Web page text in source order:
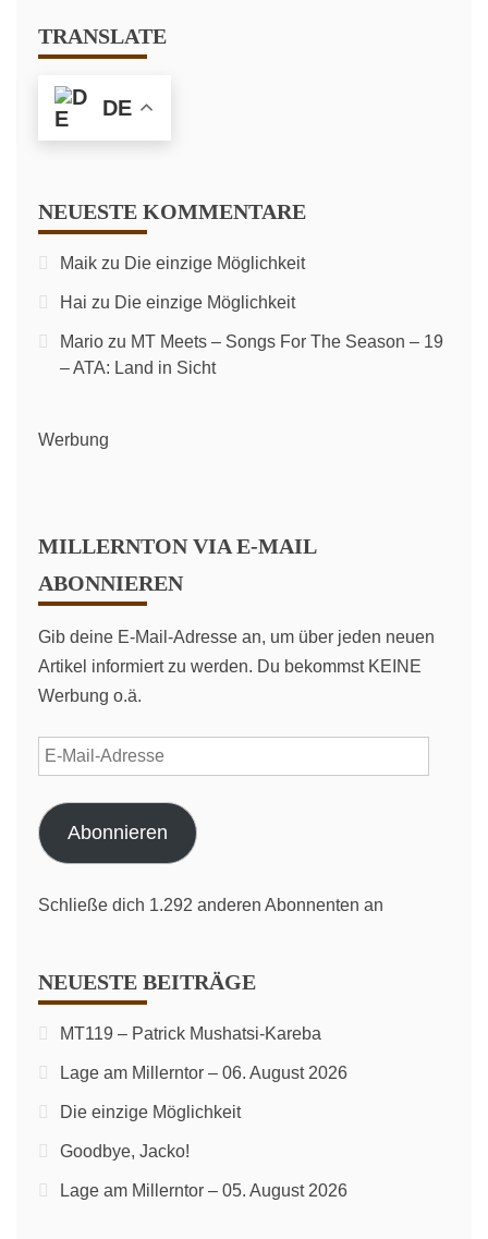
TRANSLATE
DE
NEUESTE KOMMENTARE
Maik zu Die einzige Möglichkeit
Hai zu Die einzige Möglichkeit
Mario zu MT Meets – Songs For The Season – 19
– ATA: Land in Sicht
Werbung
MILLERNTON VIA E-MAIL
ABONNIEREN
Gib deine E-Mail-Adresse an, um über jeden neuen
Artikel informiert zu werden. Du bekommst KEINE
Werbung o.ä.
E-
Mail-
Adresse
Abonnieren
Schließe dich 1.292 anderen Abonnenten an
NEUESTE BEITRÄGE
MT119 – Patrick Mushatsi-Kareba
Lage am Millerntor – 06. August 2026
Die einzige Möglichkeit
Goodbye, Jacko!
Lage am Millerntor – 05. August 2026